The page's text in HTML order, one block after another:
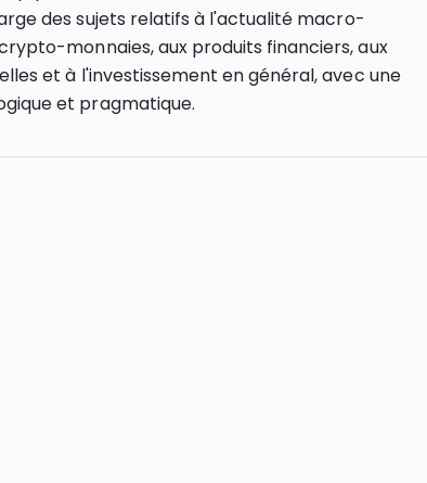
des sujets relatifs à l'actualité macro-
monnaies, aux produits financiers, aux
et à l'investissement en général, avec une
et pragmatique.